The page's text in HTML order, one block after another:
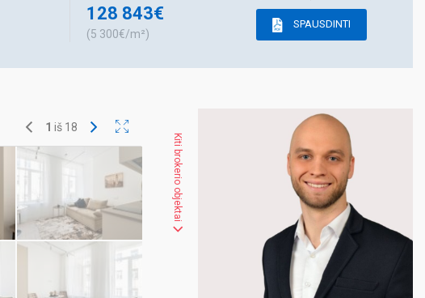
128 843€
(5 300€/m²)
SPAUSDINTI
1 iš 18
Kiti brokerio objektai